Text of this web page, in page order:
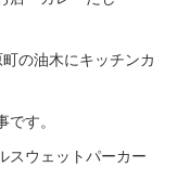
の油木にキッチンカ
す。
スウェットパーカー